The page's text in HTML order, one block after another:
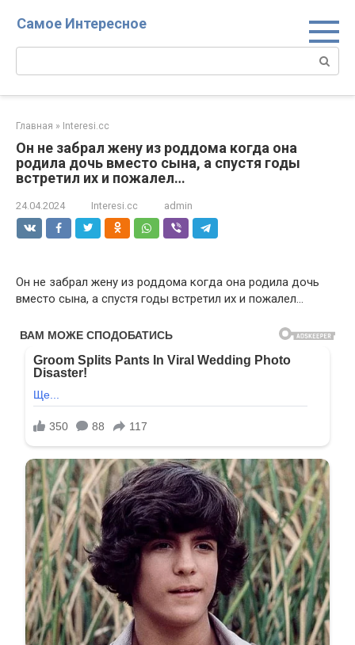
Самое Интересное
Поиск:
Главная » Interesi.cc
Он не забрал жену из роддома когда она
родила дочь вместо сына, а спустя годы
встретил их и пожалел…
24.04.2024 Interesi.cc admin
Он не забрал жену из роддома когда она родила дочь
вместо сына, а спустя годы встретил их и пожалел…